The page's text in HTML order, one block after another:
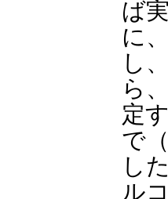
ば
に
し
ら
定
で
し
ル